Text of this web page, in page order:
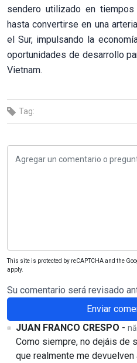
sendero utilizado en
hasta convertirse en una
el Sur, impulsando la
oportunidades de desarrollo
Vietnam.
Tag:
This site is protected by reCAPTCHA and the
apply.
Su comentario será revisado
Enviar
JUAN FRANCO CRESPO -
Como siempre, no dejáis de
que realmente me